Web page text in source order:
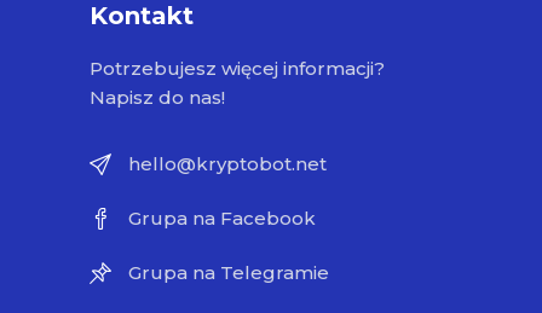
Kontakt
Potrzebujesz więcej informacji?
Napisz do nas!
hello@kryptobot.net
Grupa na Facebook
Grupa na Telegramie